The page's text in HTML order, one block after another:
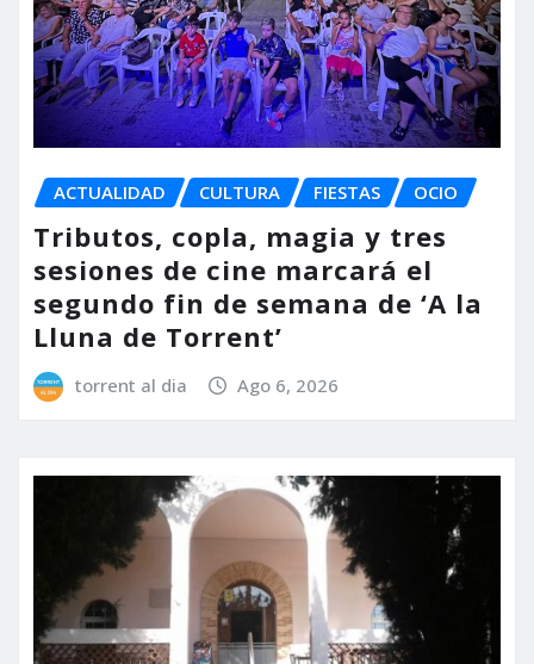
ACTUALIDAD CULTURA FIESTAS OCIO
Tributos, copla, magia y tres
sesiones de cine marcará el
segundo fin de semana de ‘A la
Lluna de Torrent’
torrent al dia Ago 6, 2026